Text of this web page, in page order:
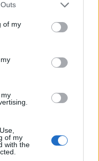
of my
of my
with the
66,5 miliardi di dollari
38,5 percento
e i 5,5 miliardi di dollari
dollari
WhatsApp